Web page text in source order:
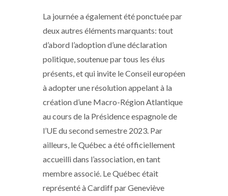
La journée a également été ponctuée par
deux autres éléments marquants: tout
d’abord l’adoption d’une déclaration
politique, soutenue par tous les élus
présents, et qui invite le Conseil européen
à adopter une résolution appelant à la
création d’une Macro-Région Atlantique
au cours de la Présidence espagnole de
l’UE du second semestre 2023. Par
ailleurs, le Québec a été officiellement
accueilli dans l’association, en tant
membre associé. Le Québec était
représenté à Cardiff par Geneviève